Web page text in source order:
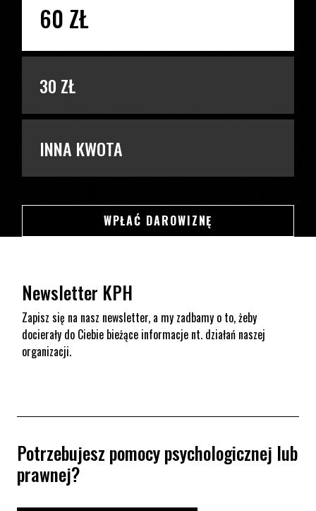
60 ZŁ
30 ZŁ
INNA KWOTA
WPŁAĆ DAROWIZNĘ
Newsletter KPH
Zapisz się na nasz newsletter, a my zadbamy o to, żeby
docierały do Ciebie bieżące informacje nt. działań naszej
organizacji.
Potrzebujesz pomocy psychologicznej lub
prawnej?